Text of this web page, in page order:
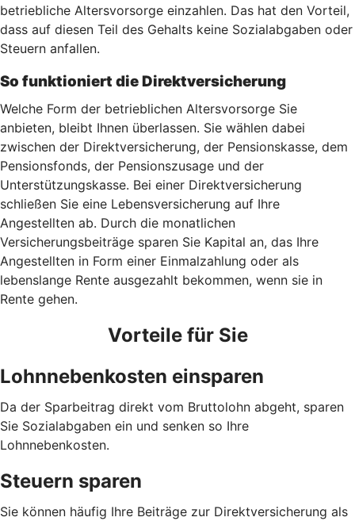
betriebliche Altersvorsorge einzahlen. Das hat den Vorteil,
dass auf diesen Teil des Gehalts keine Sozialabgaben oder
Steuern anfallen.
So funktioniert die Direktversicherung
Welche Form der betrieblichen Altersvorsorge Sie
anbieten, bleibt Ihnen überlassen. Sie wählen dabei
zwischen der Direktversicherung, der Pensionskasse, dem
Pensionsfonds, der Pensionszusage und der
Unterstützungskasse. Bei einer Direktversicherung
schließen Sie eine Lebensversicherung auf Ihre
Angestellten ab. Durch die monatlichen
Versicherungsbeiträge sparen Sie Kapital an, das Ihre
Angestellten in Form einer Einmalzahlung oder als
lebenslange Rente ausgezahlt bekommen, wenn sie in
Rente gehen.
Vorteile für Sie
Lohnnebenkosten einsparen
Da der Sparbeitrag direkt vom Bruttolohn abgeht, sparen
Sie Sozialabgaben ein und senken so Ihre
Lohnnebenkosten.
Steuern sparen
Sie können häufig Ihre Beiträge zur Direktversicherung als